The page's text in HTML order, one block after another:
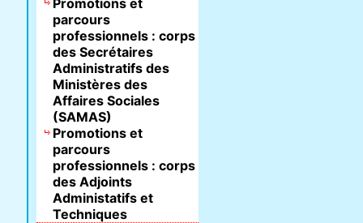
Promotions et
parcours
professionnels : corps
des Secrétaires
Administratifs des
Ministères des
Affaires Sociales
(SAMAS)
Promotions et
parcours
professionnels : corps
des Adjoints
Administatifs et
Techniques